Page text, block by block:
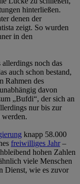
hinterließen.
denen der
zeigt. So wurden
in den
noch das
auch schon bestand,
Rahmen des
davon
„Bufdi“, der sich an
nur bis zur
werden.
knapp 58.000
freiwilliges Jahr–
hohen Zahlen
viele Menschen
Dienst, wie es zuvor